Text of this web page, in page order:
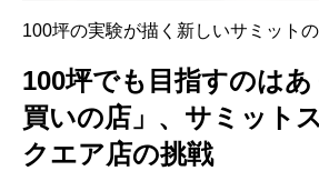
100坪の実験が描く新しいサミット
100坪でも目指すのは
買いの店」、サミット
クエア店の挑戦